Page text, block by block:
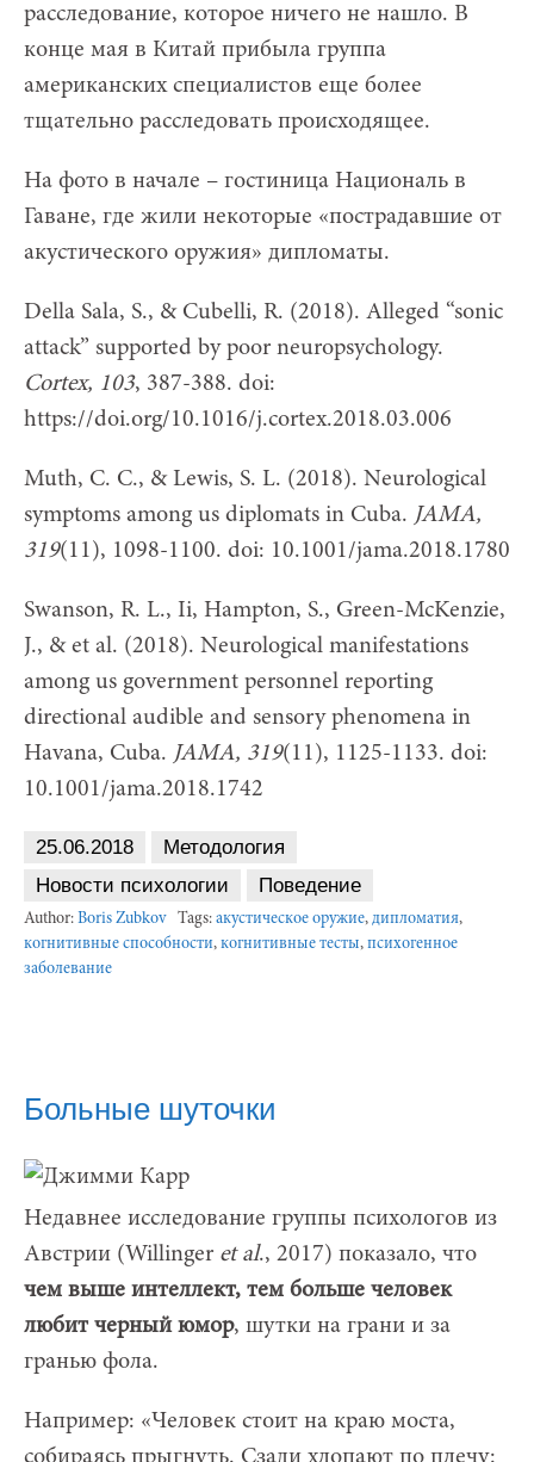
расследование, которое ничего не нашло. В
конце мая в Китай прибыла группа
американских специалистов еще более
тщательно расследовать происходящее.
На фото в начале – гостиница Националь в
Гаване, где жили некоторые «пострадавшие от
акустического оружия» дипломаты.
Della Sala, S., & Cubelli, R. (2018). Alleged “sonic
attack” supported by poor neuropsychology.
Cortex, 103, 387-388. doi:
https://doi.org/10.1016/j.cortex.2018.03.006
Muth, C. C., & Lewis, S. L. (2018). Neurological
symptoms among us diplomats in Сuba. JAMA,
319(11), 1098-1100. doi: 10.1001/jama.2018.1780
Swanson, R. L., Ii, Hampton, S., Green-McKenzie,
J., & et al. (2018). Neurological manifestations
among us government personnel reporting
directional audible and sensory phenomena in
Havana, Cuba. JAMA, 319(11), 1125-1133. doi:
10.1001/jama.2018.1742
25.06.2018
Методология
Новости психологии
Поведение
Author: Boris Zubkov Tags: акустическое оружие, дипломатия,
когнитивные способности, когнитивные тесты, психогенное
заболевание
Больные шуточки
Недавнее исследование группы психологов из
Австрии (Willinger et al., 2017) показало, что
чем выше интеллект, тем больше человек
любит черный юмор, шутки на грани и за
гранью фола.
Например: «Человек стоит на краю моста,
собираясь прыгнуть. Сзади хлопают по плечу: